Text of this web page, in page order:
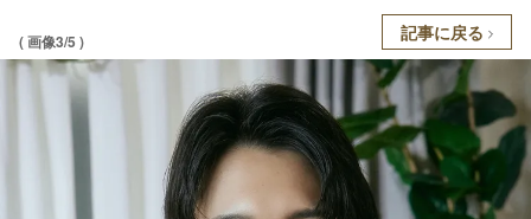
( 画像3/5 ) 記事に戻る